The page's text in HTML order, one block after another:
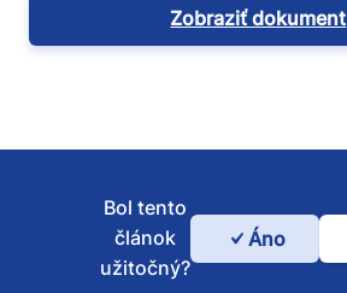
Zobraziť dokument
Bol
Bol tento
článok
užitočný?
Áno